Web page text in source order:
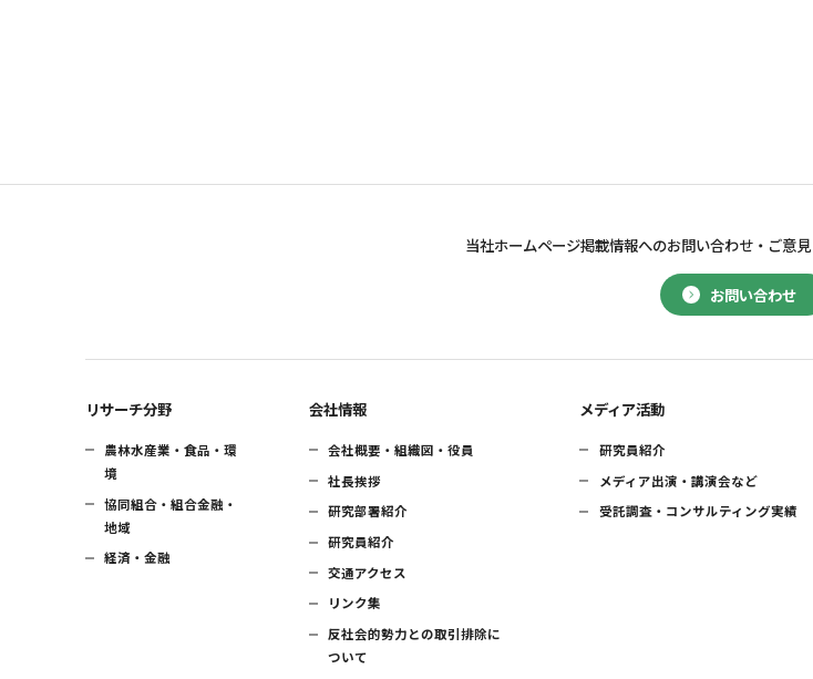
お問い合わせ
当社ホームページ掲載情報へのお問い合わせ・ ご意
リサーチ分野
農林水産業・食品・環
境
協同組合・組合金融・
地域
経済・金融
会社情報
会社概要・組織図・役員
社長挨拶
研究部署紹介
研究員紹介
交通アクセス
リンク集
反社会的勢力との取引排除に
ついて
メディア活動
研究員紹介
メディア出演・講演会など
受託調査・コンサルティング実績